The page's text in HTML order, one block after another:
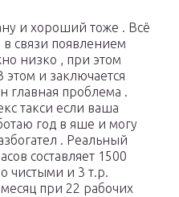
и хороший тоже . Всё
связи появлением
низко , при этом
и заключается
главная проблема .
такси если ваша
год в яше и могу
. Реальный
составляет 1500
чистыми и 3 т.р.
при 22 рабочих